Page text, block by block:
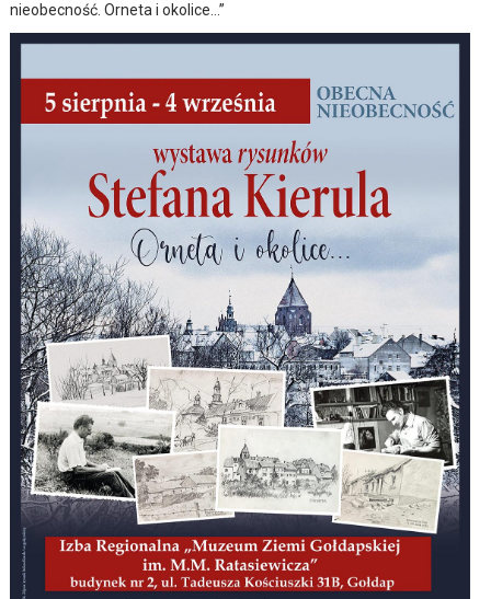
nieobecność. Orneta i okolice…”